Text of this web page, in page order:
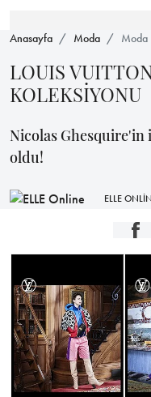
Anasayfa Moda Moda
LOUIS
KOLEKSİYONU
Nicolas Ghesquire'in
oldu!
ELLE